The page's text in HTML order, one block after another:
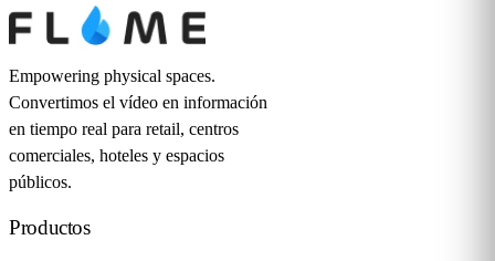
Empowering physical spaces.
Convertimos el vídeo en información
en tiempo real para retail, centros
comerciales, hoteles y espacios
públicos.
Productos